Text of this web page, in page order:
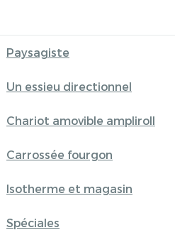
Paysagiste
Un essieu directionnel
Chariot amovible ampliroll
Carrossée fourgon
Isotherme et magasin
Spéciales